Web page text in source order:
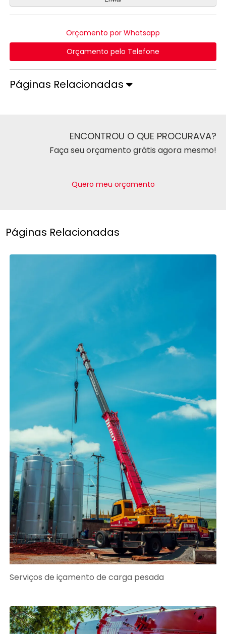
Orçamento por Whatsapp
Orçamento pelo Telefone
Páginas Relacionadas
ENCONTROU O QUE PROCURAVA?
Faça seu orçamento grátis agora mesmo!
Quero meu orçamento
Páginas Relacionadas
Serviços de içamento de carga pesada